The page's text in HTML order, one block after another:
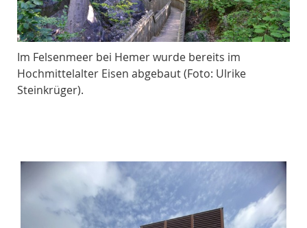
Im Felsenmeer bei Hemer wurde bereits im
Hochmittelalter Eisen abgebaut (Foto: Ulrike
Steinkrüger).